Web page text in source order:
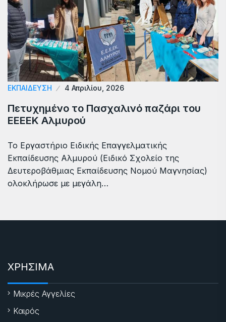
ΕΚΠΑΙΔΕΥΣΗ 4 Απριλίου, 2026
Πετυχημένο το Πασχαλινό παζάρι του
ΕΕΕΕΚ Αλμυρού
Το Εργαστήριο Ειδικής Επαγγελματικής
Εκπαίδευσης Αλμυρού (Ειδικό Σχολείο της
Δευτεροβάθμιας Εκπαίδευσης Νομού Μαγνησίας)
ολοκλήρωσε με μεγάλη…
ΧΡΗΣΙΜΑ
Μικρές Αγγελίες
Καιρός